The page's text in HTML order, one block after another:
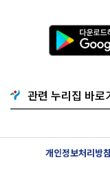
다
운
로
기
G
o
g
l
e
관련 누리집 바로
개인정보처리방침